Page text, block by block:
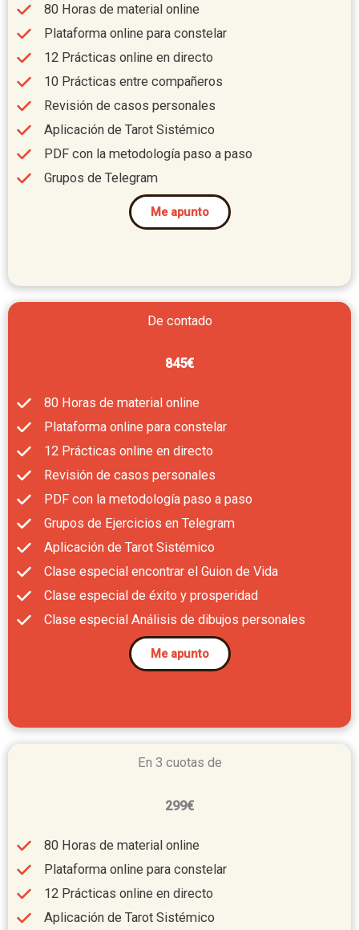
80 Horas de material online
Plataforma online para constelar
12 Prácticas online en directo
10 Prácticas entre compañeros
Revisión de casos personales
Aplicación de Tarot Sistémico
PDF con la metodología paso a paso
Grupos de Telegram
Me apunto
De contado
845€
80 Horas de material online
Plataforma online para constelar
12 Prácticas online en directo
Revisión de casos personales
PDF con la metodología paso a paso
Grupos de Ejercicios en Telegram
Aplicación de Tarot Sistémico
Clase especial encontrar el Guion de Vida
Clase especial de éxito y prosperidad
Clase especial Análisis de dibujos personales
Me apunto
En 3 cuotas de
299€
80 Horas de material online
Plataforma online para constelar
12 Prácticas online en directo
Aplicación de Tarot Sistémico